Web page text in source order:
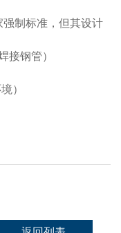
强制标准，但其设计
接钢管）
）